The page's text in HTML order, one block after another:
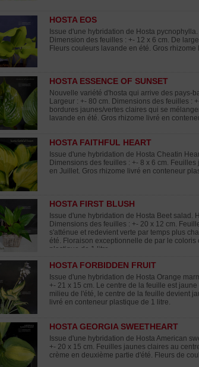
HOSTA EOS
Issue d'une hybridation de Hosta
Dimension des feuilles : +- 12 x 6 cm. De
Fleurs couleurs lavande en été. Gros
HOSTA ESSENCE OF SUNSET
Nouvelle variété d'hosta qui arrive des pays-
Largeur : +- 80 cm. Dimensions des feuilles :
bordures jaunes/vertes claires qui se
lavande en été. Gros rhizome livré en
HOSTA FAITHFUL HEART
Issue d'une hybridation de Hosta Cheatin
Dimensions des feuilles : +- 8 x 6 cm.
en Juillet. Gros rhizome livré en conteneur
HOSTA FIRST BLUSH
Issue d'une hybridation de Hosta Beet salad.
Dimensions des feuilles : +- 20 x 12 cm.
s'atténue et redevient verte par temps plus
été. Floraison exceptionnelle de par le
plastique de 1 litre.
HOSTA FORBIDDEN FRUIT
Issue d'une hybridation de Hosta Orange
+- 21 x 15 cm. Le centre de la feuille est
milieu de l'été, le centre de la feuille devient
livré en conteneur plastique de 1 litre.
HOSTA GEORGIA SWEETHEART
Issue d'une hybridation de Hosta American
+- 20 x 15 cm. Feuilles jaunes claires au
crème en deuxième partie d'été. Fleurs de